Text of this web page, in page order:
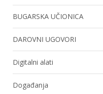
BUGARSKA UČIONICA
DAROVNI UGOVORI
Digitalni alati
Događanja